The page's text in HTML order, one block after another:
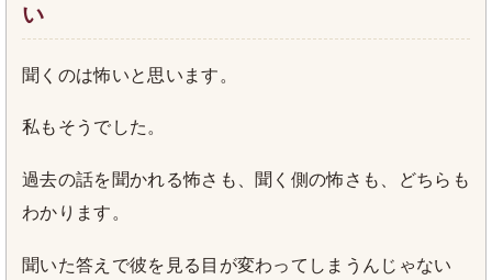
い
聞くのは怖いと思います。
私もそうでした。
過去の話を聞かれる怖さも、聞く側の怖さも、どちらも
わかります。
聞いた答えで彼を見る目が変わってしまうんじゃない